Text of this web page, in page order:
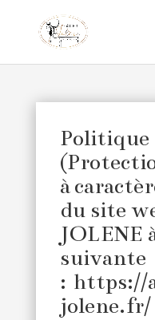
Politique
à
du site
JOLENE
suivante
: https://
jolene.fr/